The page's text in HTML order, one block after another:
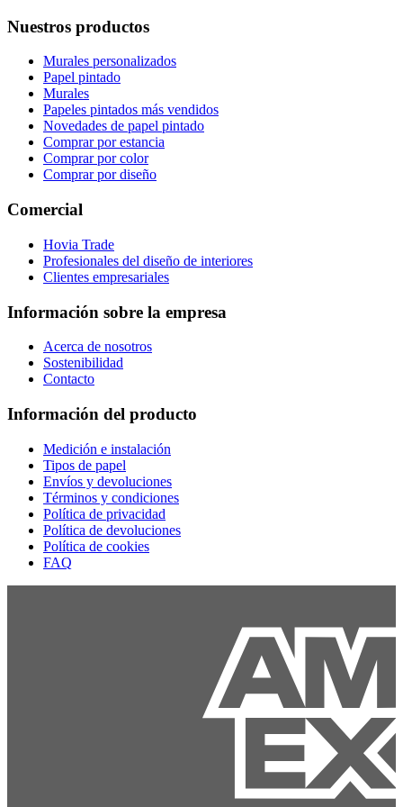
Nuestros productos
Murales personalizados
Papel pintado
Murales
Papeles pintados más vendidos
Novedades de papel pintado
Comprar por estancia
Comprar por color
Comprar por diseño
Comercial
Hovia Trade
Profesionales del diseño de interiores
Clientes empresariales
Información sobre la empresa
Acerca de nosotros
Sostenibilidad
Contacto
Información del producto
Medición e instalación
Tipos de papel
Envíos y devoluciones
Términos y condiciones
Política de privacidad
Política de devoluciones
Política de cookies
FAQ